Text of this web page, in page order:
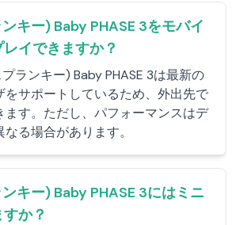
キー) Baby PHASE 3をモバイ
イできますか？
ランキー) Baby PHASE 3は最新の
をサポートしているため、外出先で
ます。ただし、パフォーマンスはデ
る場合があります。
キー) Baby PHASE 3にはミニ
か？